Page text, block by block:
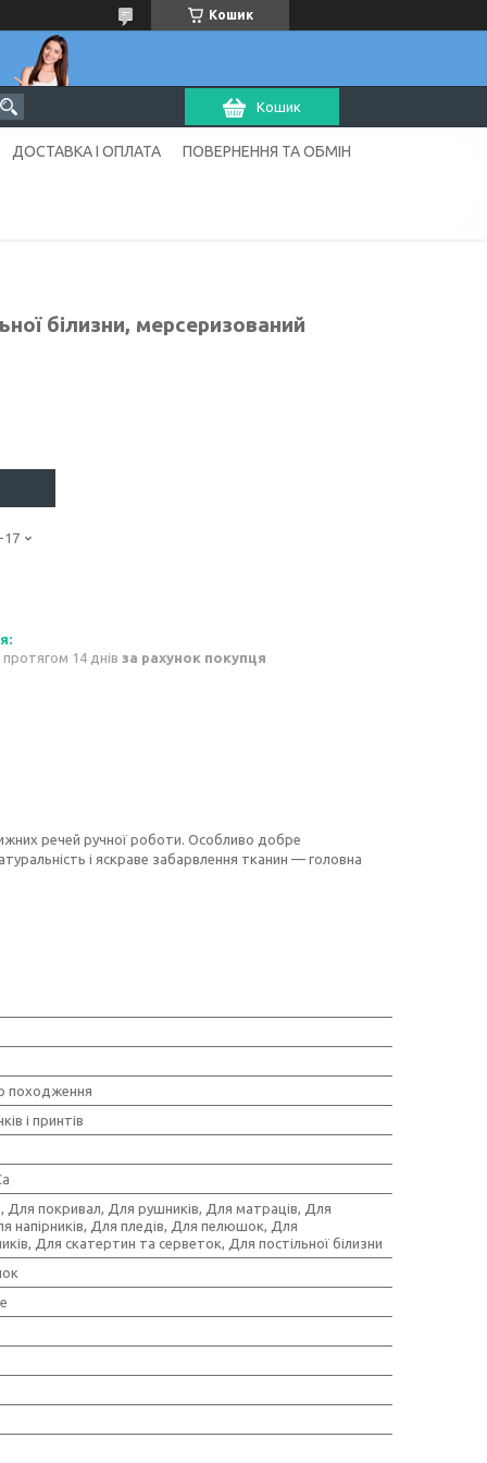
Кошик
Кошик
ДОСТАВКА І ОПЛАТА ПОВЕРНЕННЯ ТА ОБМІН
білизни, мерсеризований
17
14 днів за рахунок покупця
речей ручної роботи. Особливо добре
і яскраве забарвлення тканин — головна
походження
і принтів
Для покривал, Для рушників, Для матраців, Для
напірників, Для пледів, Для пелюшок, Для
Для скатертин та серветок, Для постільної білизни